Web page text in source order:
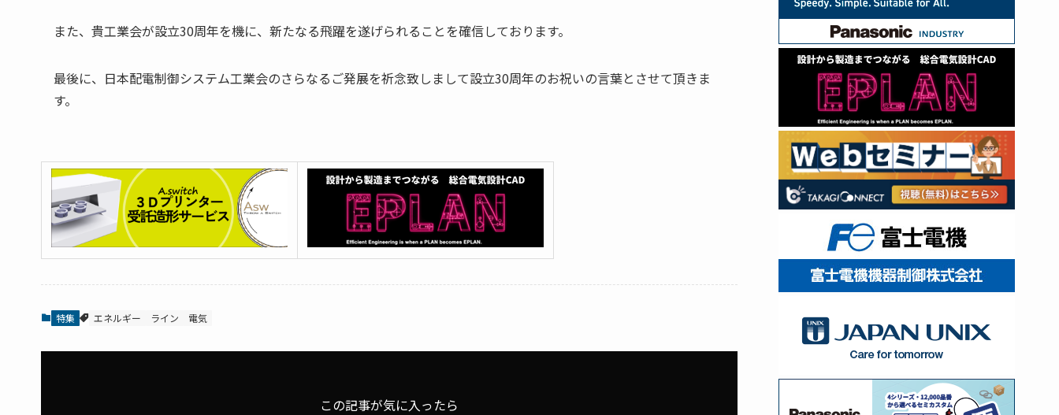
また、貴工業会が設立30周年を機に、新たなる飛躍を遂げられることを確信しております。
最後に、日本配電制御システム工業会のさらなるご発展を祈念致しまして設立30周年のお祝いの言葉とさせて頂きま
す。
特集 エネルギー ライン 電気
この記事が気に入ったら